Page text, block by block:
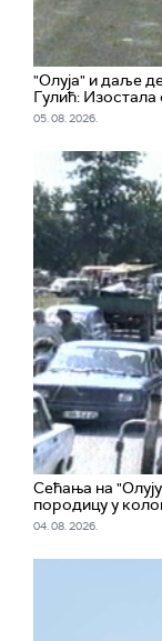
"Олуја" и даље
Гулић:
05. 08. 2026.
Сећања на
породицу у
04. 08. 2026.